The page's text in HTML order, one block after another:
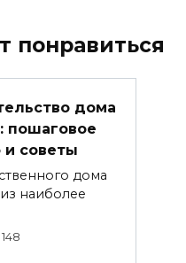
понравиться
дома
пошаговое
и советы
дома
наиболее
148